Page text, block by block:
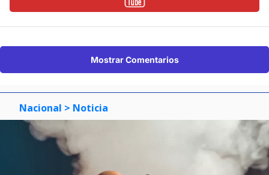
Mostrar Comentarios
Nacional > Noticia